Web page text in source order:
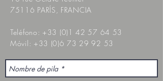
75116 PARÍS, FRANCIA
Teléfono: +33 (0)1 42 57 64 53
Móvil: +33 (0)6 73 29 92 53